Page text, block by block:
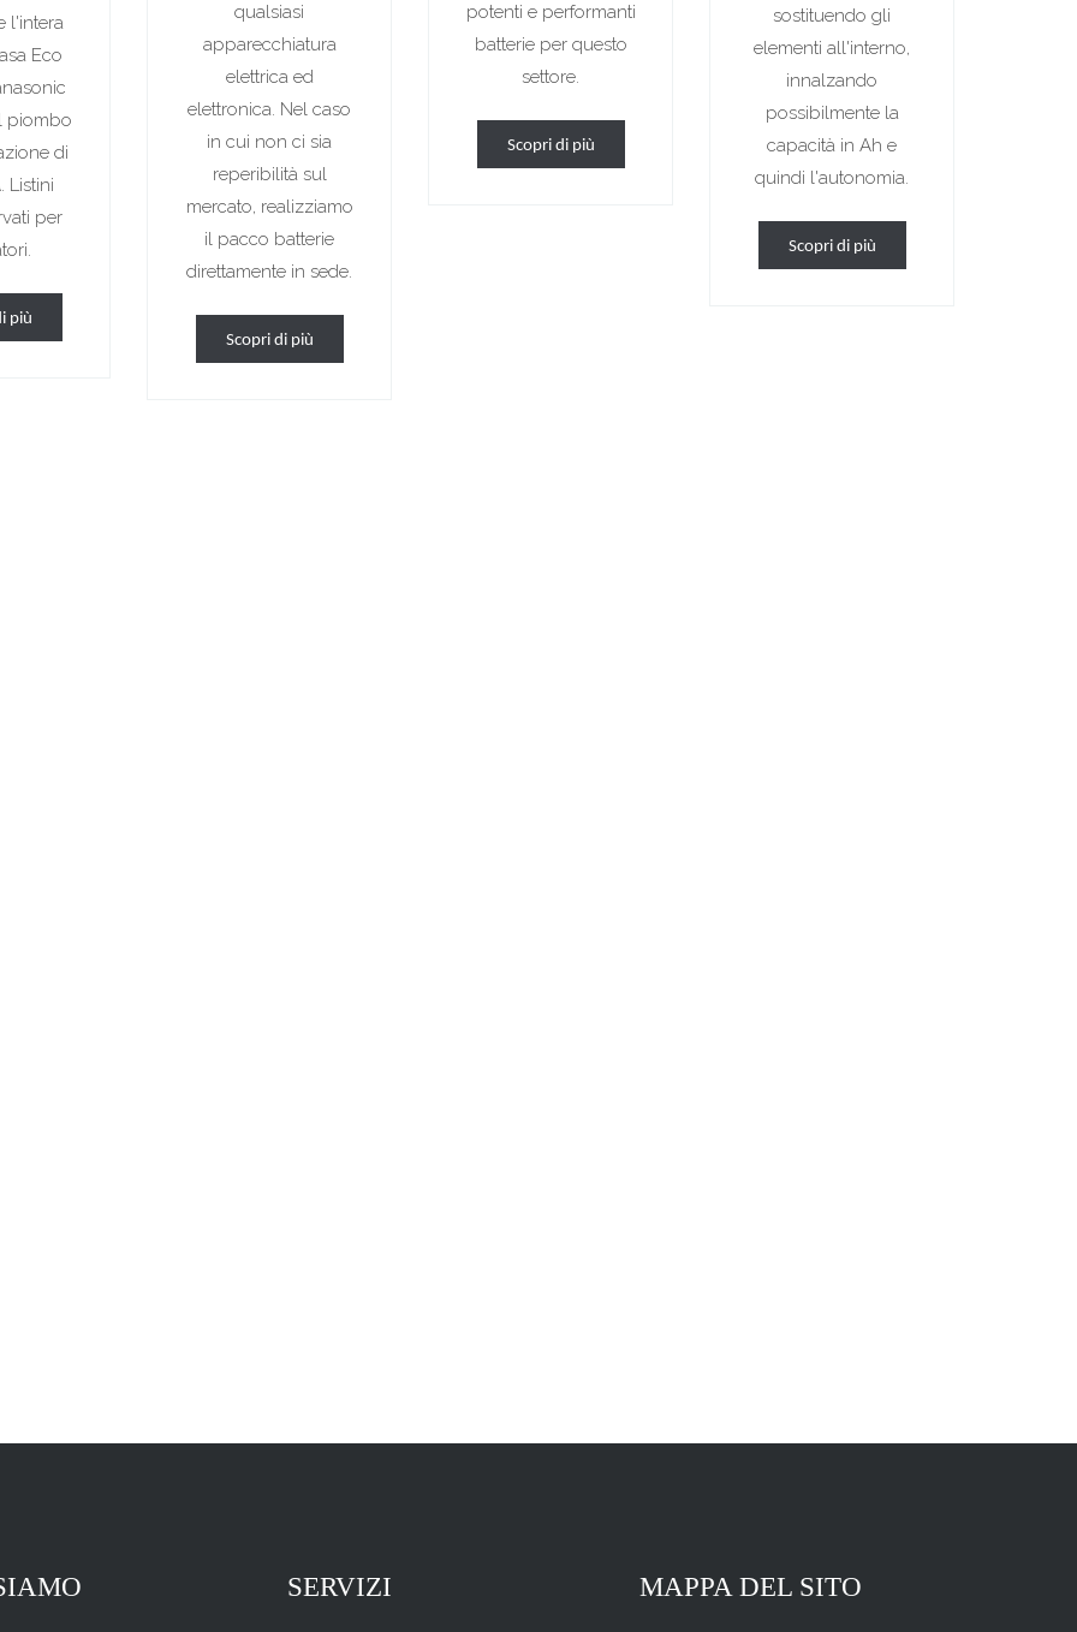
l'intera
Eco
piombo
di
Listini
per
più
qualsiasi
apparecchiatura
elettrica ed
elettronica. Nel caso
in cui non ci sia
reperibilità sul
mercato, realizziamo
il pacco batterie
direttamente in sede.
Scopri di più
potenti e performanti
batterie per questo
settore.
Scopri di più
sostituendo gli
elementi all'interno,
innalzando
possibilmente la
capacità in Ah e
quindi l'autonomia.
Scopri di più
SERVIZI MAPPA DEL SITO